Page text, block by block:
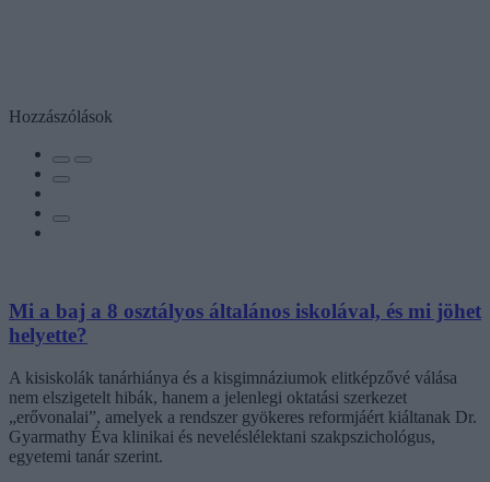
Hozzászólások
Mi a baj a 8 osztályos általános iskolával, és mi jöhet
helyette?
A kisiskolák tanárhiánya és a kisgimnáziumok elitképzővé válása
nem elszigetelt hibák, hanem a jelenlegi oktatási szerkezet
„erővonalai”, amelyek a rendszer gyökeres reformjáért kiáltanak Dr.
Gyarmathy Éva klinikai és neveléslélektani szakpszichológus,
egyetemi tanár szerint.